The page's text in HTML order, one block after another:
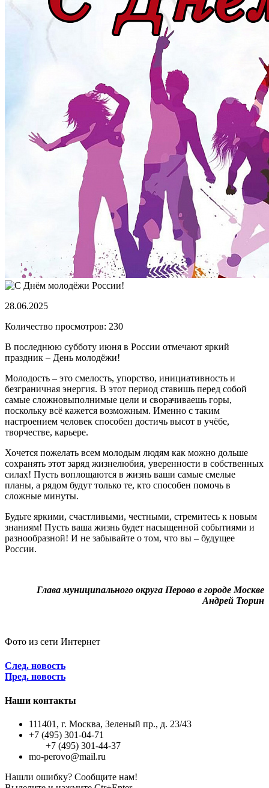
28.06.2025
Количество просмотров: 230
В последнюю субботу июня в России отмечают яркий
праздник – День молодёжи!
Молодость – это смелость, упорство, инициативность и
безграничная энергия. В этот период ставишь перед собой
самые сложновыполнимые цели и сворачиваешь горы,
поскольку всё кажется возможным. Именно с таким
настроением человек способен достичь высот в учёбе,
творчестве, карьере.
Хочется пожелать всем молодым людям как можно дольше
сохранять этот заряд жизнелюбия, уверенности в собственных
силах! Пусть воплощаются в жизнь ваши самые смелые
планы, а рядом будут только те, кто способен помочь в
сложные минуты.
Будьте яркими, счастливыми, честными, стремитесь к новым
знаниям! Пусть ваша жизнь будет насыщенной событиями и
разнообразной! И не забывайте о том, что вы – будущее
России.
Глава муниципального округа Перово в городе Москве
Андрей Тюрин
Фото из сети Интернет
След. новость
Пред. новость
Наши контакты
111401, г. Москва, Зеленый пр., д. 23/43
+7 (495) 301-04-71
+7 (495) 301-44-37
mo-perovo@mail.ru
Нашли ошибку? Сообщите нам!